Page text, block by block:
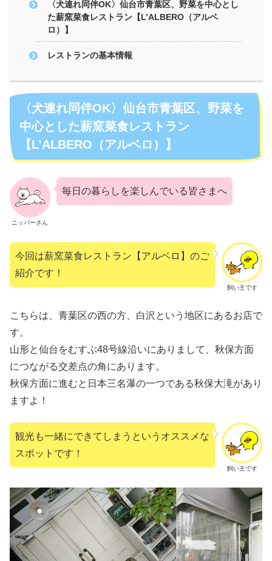
〈犬連れ同伴OK〉仙台市青葉区、野菜を中心とし
た薪窯菜食レストラン【L’ALBERO（アルベ
ロ）】
レストランの基本情報
〈犬連れ同伴OK〉仙台市青葉区、野菜を
中心とした薪窯菜食レストラン
【L’ALBERO（アルベロ）】
ニッパーさん
毎日の暮らしを楽しんでいる皆さまへ
飼い主です
今回は薪窯菜食レストラン【アルベロ】のご
紹介です！
こちらは、青葉区の西の方、白沢という地区にあるお店で
す。
山形と仙台をむすぶ48号線沿いにありまして、秋保方面
につながる交差点の角にあります。
秋保方面に進むと日本三名瀑の一つである秋保大滝があり
ますよ！
飼い主です
観光も一緒にできてしまうというオススメな
スポットです！